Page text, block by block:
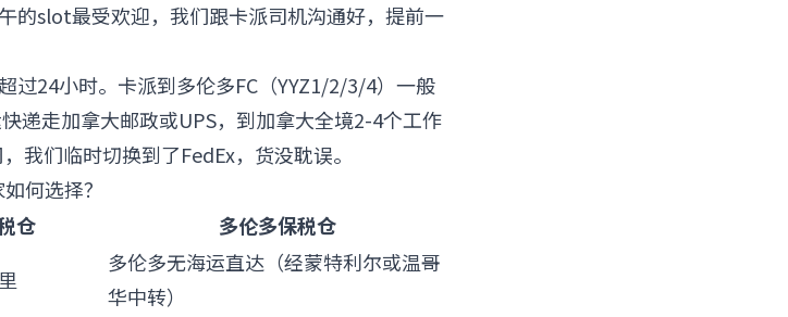
的slot最受欢迎，我们跟卡派司机沟通好，提前一
过24小时。卡派到多伦多FC（YYZ1/2/3/4）一般
递走加拿大邮政或UPS，到加拿大全境2-4个工作
我们临时切换到了FedEx，货没耽误。
何选择？
仓
多伦多保税仓
多伦多无海运直达（经蒙特利尔或温哥
华中转）